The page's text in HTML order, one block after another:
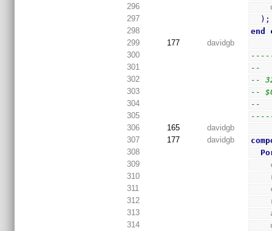
296
297
) ;
298
end
299
177
davidgb
300
301
--
302
--
303
--
304
--
305
306
165
davidgb
307
177 davidgb
308
309
310
311
312
313
314